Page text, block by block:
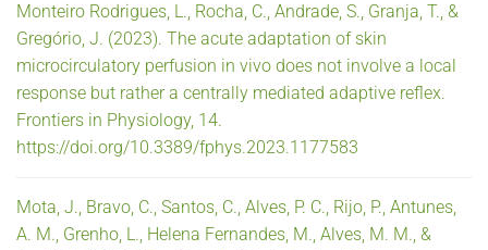
Monteiro Rodrigues, L., Rocha, C., Andrade, S., Granja, T., &
Gregório, J. (2023). The acute adaptation of skin
microcirculatory perfusion in vivo does not involve a local
response but rather a centrally mediated adaptive reflex.
Frontiers in Physiology, 14.
https://doi.org/10.3389/fphys.2023.1177583
Mota, J., Bravo, C., Santos, C., Alves, P. C., Rijo, P., Antunes,
A. M., Grenho, L., Helena Fernandes, M., Alves, M. M., &